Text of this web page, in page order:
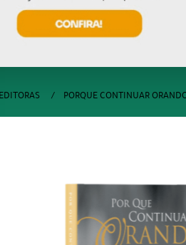
EDITORAS PORQUE CONTINUAR